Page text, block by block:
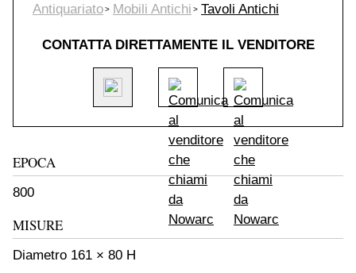
Antiquariato
Mobili Antichi Tavoli Antichi
CONTATTA DIRETTAMENTE IL VENDITORE
EPOCA
800
MISURE
Diametro 161 × 80 H